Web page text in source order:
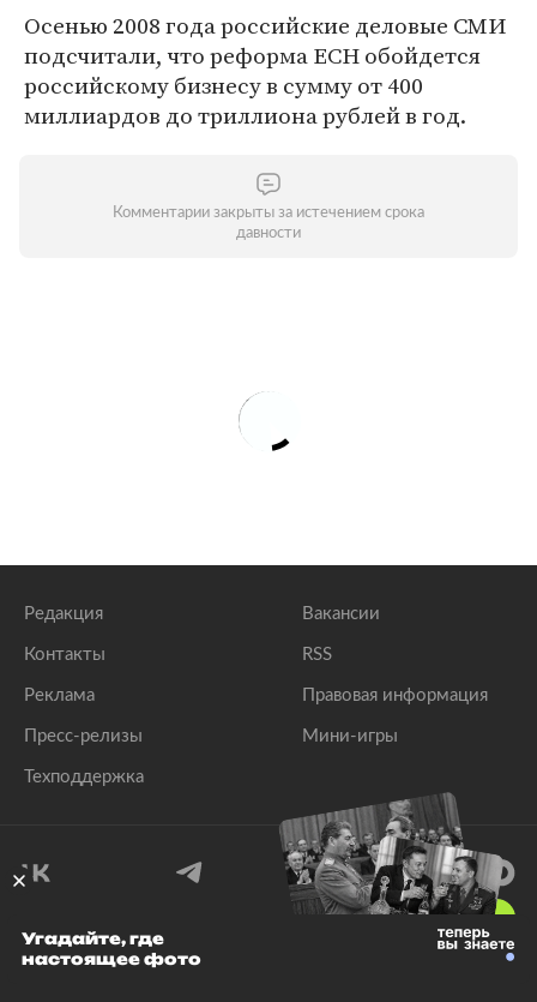
Осенью 2008 года российские деловые СМИ
подсчитали, что реформа ЕСН обойдется
российскому бизнесу в сумму от 400
миллиардов до триллиона рублей в год.
Комментарии закрыты за истечением срока
давности
Редакция
Контакты
Реклама
Пресс-релизы
Техподдержка
Вакансии
RSS
Правовая информация
Мини-игры
© 1999–2026 Все права защищены.
Угадайте, где
настоящее фото